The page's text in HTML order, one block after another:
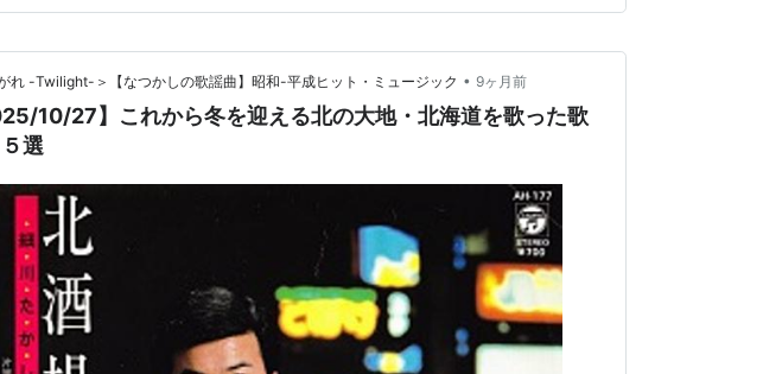
れ -Twilight-＞【なつかしの歌謡曲】昭和-平成ヒット・ミュージック • 9ヶ月前
10/27】これから冬を迎える北の大地・北海道を歌った歌
選